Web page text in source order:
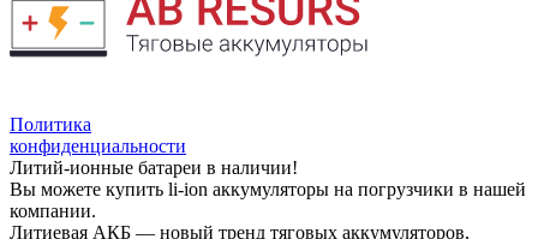
Политика
конфиденциальности
Литий-ионные батареи в наличии!
Вы можете купить li-ion аккумуляторы на погрузчики в нашей
компании.
Литиевая АКБ — новый тренд тяговых аккумуляторов,